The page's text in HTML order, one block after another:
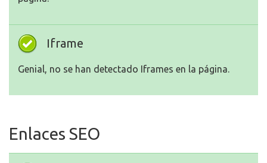
Iframe
Genial, no se han detectado Iframes en la página.
Enlaces SEO